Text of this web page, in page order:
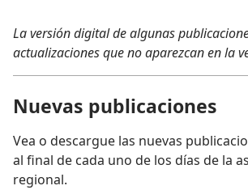
Invitación
para
la
regional
regional
2026
La versión digital de algunas
actualizaciones que no aparezcan en la
Nuevas publicaciones
Vea o descargue las nuevas
al final de cada uno de los días de la
regional.